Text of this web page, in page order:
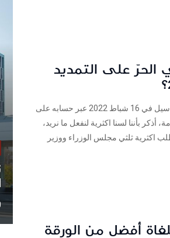
الحرّ على التمديد
لبنان غرّد رئيس التيار الوطني الحرّ جبران باسيل في 16 شباط 2022 عبر حسابه على
أذكر بأننا لسنا اكثرية لنفعل ما نريد،
اكثرية ثلثي مجلس الوزراء ووزير
أفضل من الورقة